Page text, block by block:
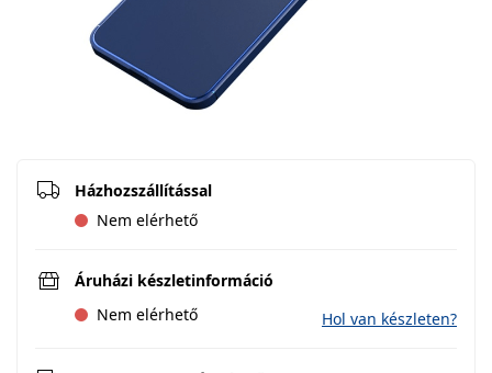
Házhozszállítással
Nem elérhető
Áruházi készletinformáció
Nem elérhető
Hol van készleten?